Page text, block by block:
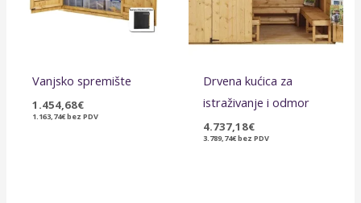
Vanjsko spremište
1.454,68€
1.163,74€bez PDV
Drvena kućica za
istraživanje i odmor
4.737,18€
3.789,74€bez PDV